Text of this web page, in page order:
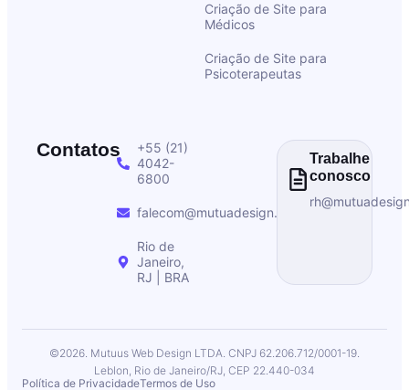
Criação de Site para
Médicos
Criação de Site para
Psicoterapeutas
Contatos
+55 (21)
4042-
6800
falecom@mutuadesign.com
Rio de
Janeiro,
RJ | BRA
Trabalhe
conosco
©2026. Mutuus Web Design LTDA. CNPJ 62.206.712/0001-19.
Leblon, Rio de Janeiro/RJ, CEP 22.440-034
Política de PrivacidadeTermos de Uso